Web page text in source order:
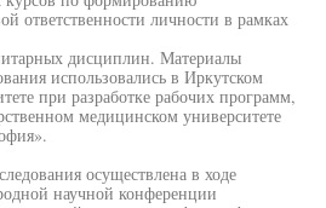
ответственности личности в рамках
дисциплин. Материалы
использовались в Иркутском
при разработке рабочих программ,
медицинском университете
осуществлена в ходе
научной конференции